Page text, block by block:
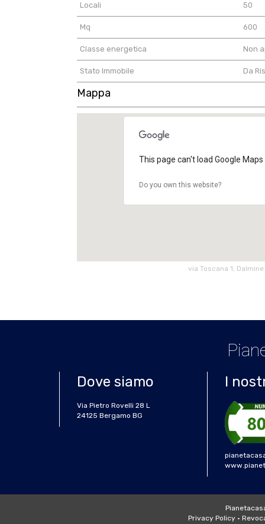
Locali 50
Mq 600
Classe energetica Non
Stato Immobile Da
Mappa
This page can't load Google
Do you own this website?
via Toscana 1, Dalmine
Dove siamo
Via Pietro Rovelli 28 L
24125 Bergamo BG
I
Privacy Policy•